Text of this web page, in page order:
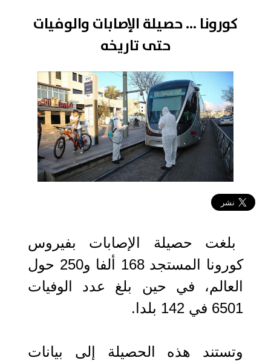
كورونا ... حصيلة الإصابات والوفيات
حتى تاريخه
بلغت حصيلة الإصابات بفيروس
كورونا المستجد 168 ألفا و250 حول
العالم، في حين بلغ عدد الوفيات
6501 في 142 بلدا.
وتستند هذه الحصيلة إلى بيانات